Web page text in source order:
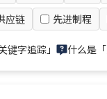
应链 先进制程
键字追踪」 什么是